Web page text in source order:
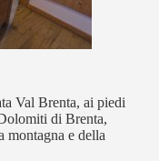
Val Brenta, ai piedi
di Brenta,
montagna e della